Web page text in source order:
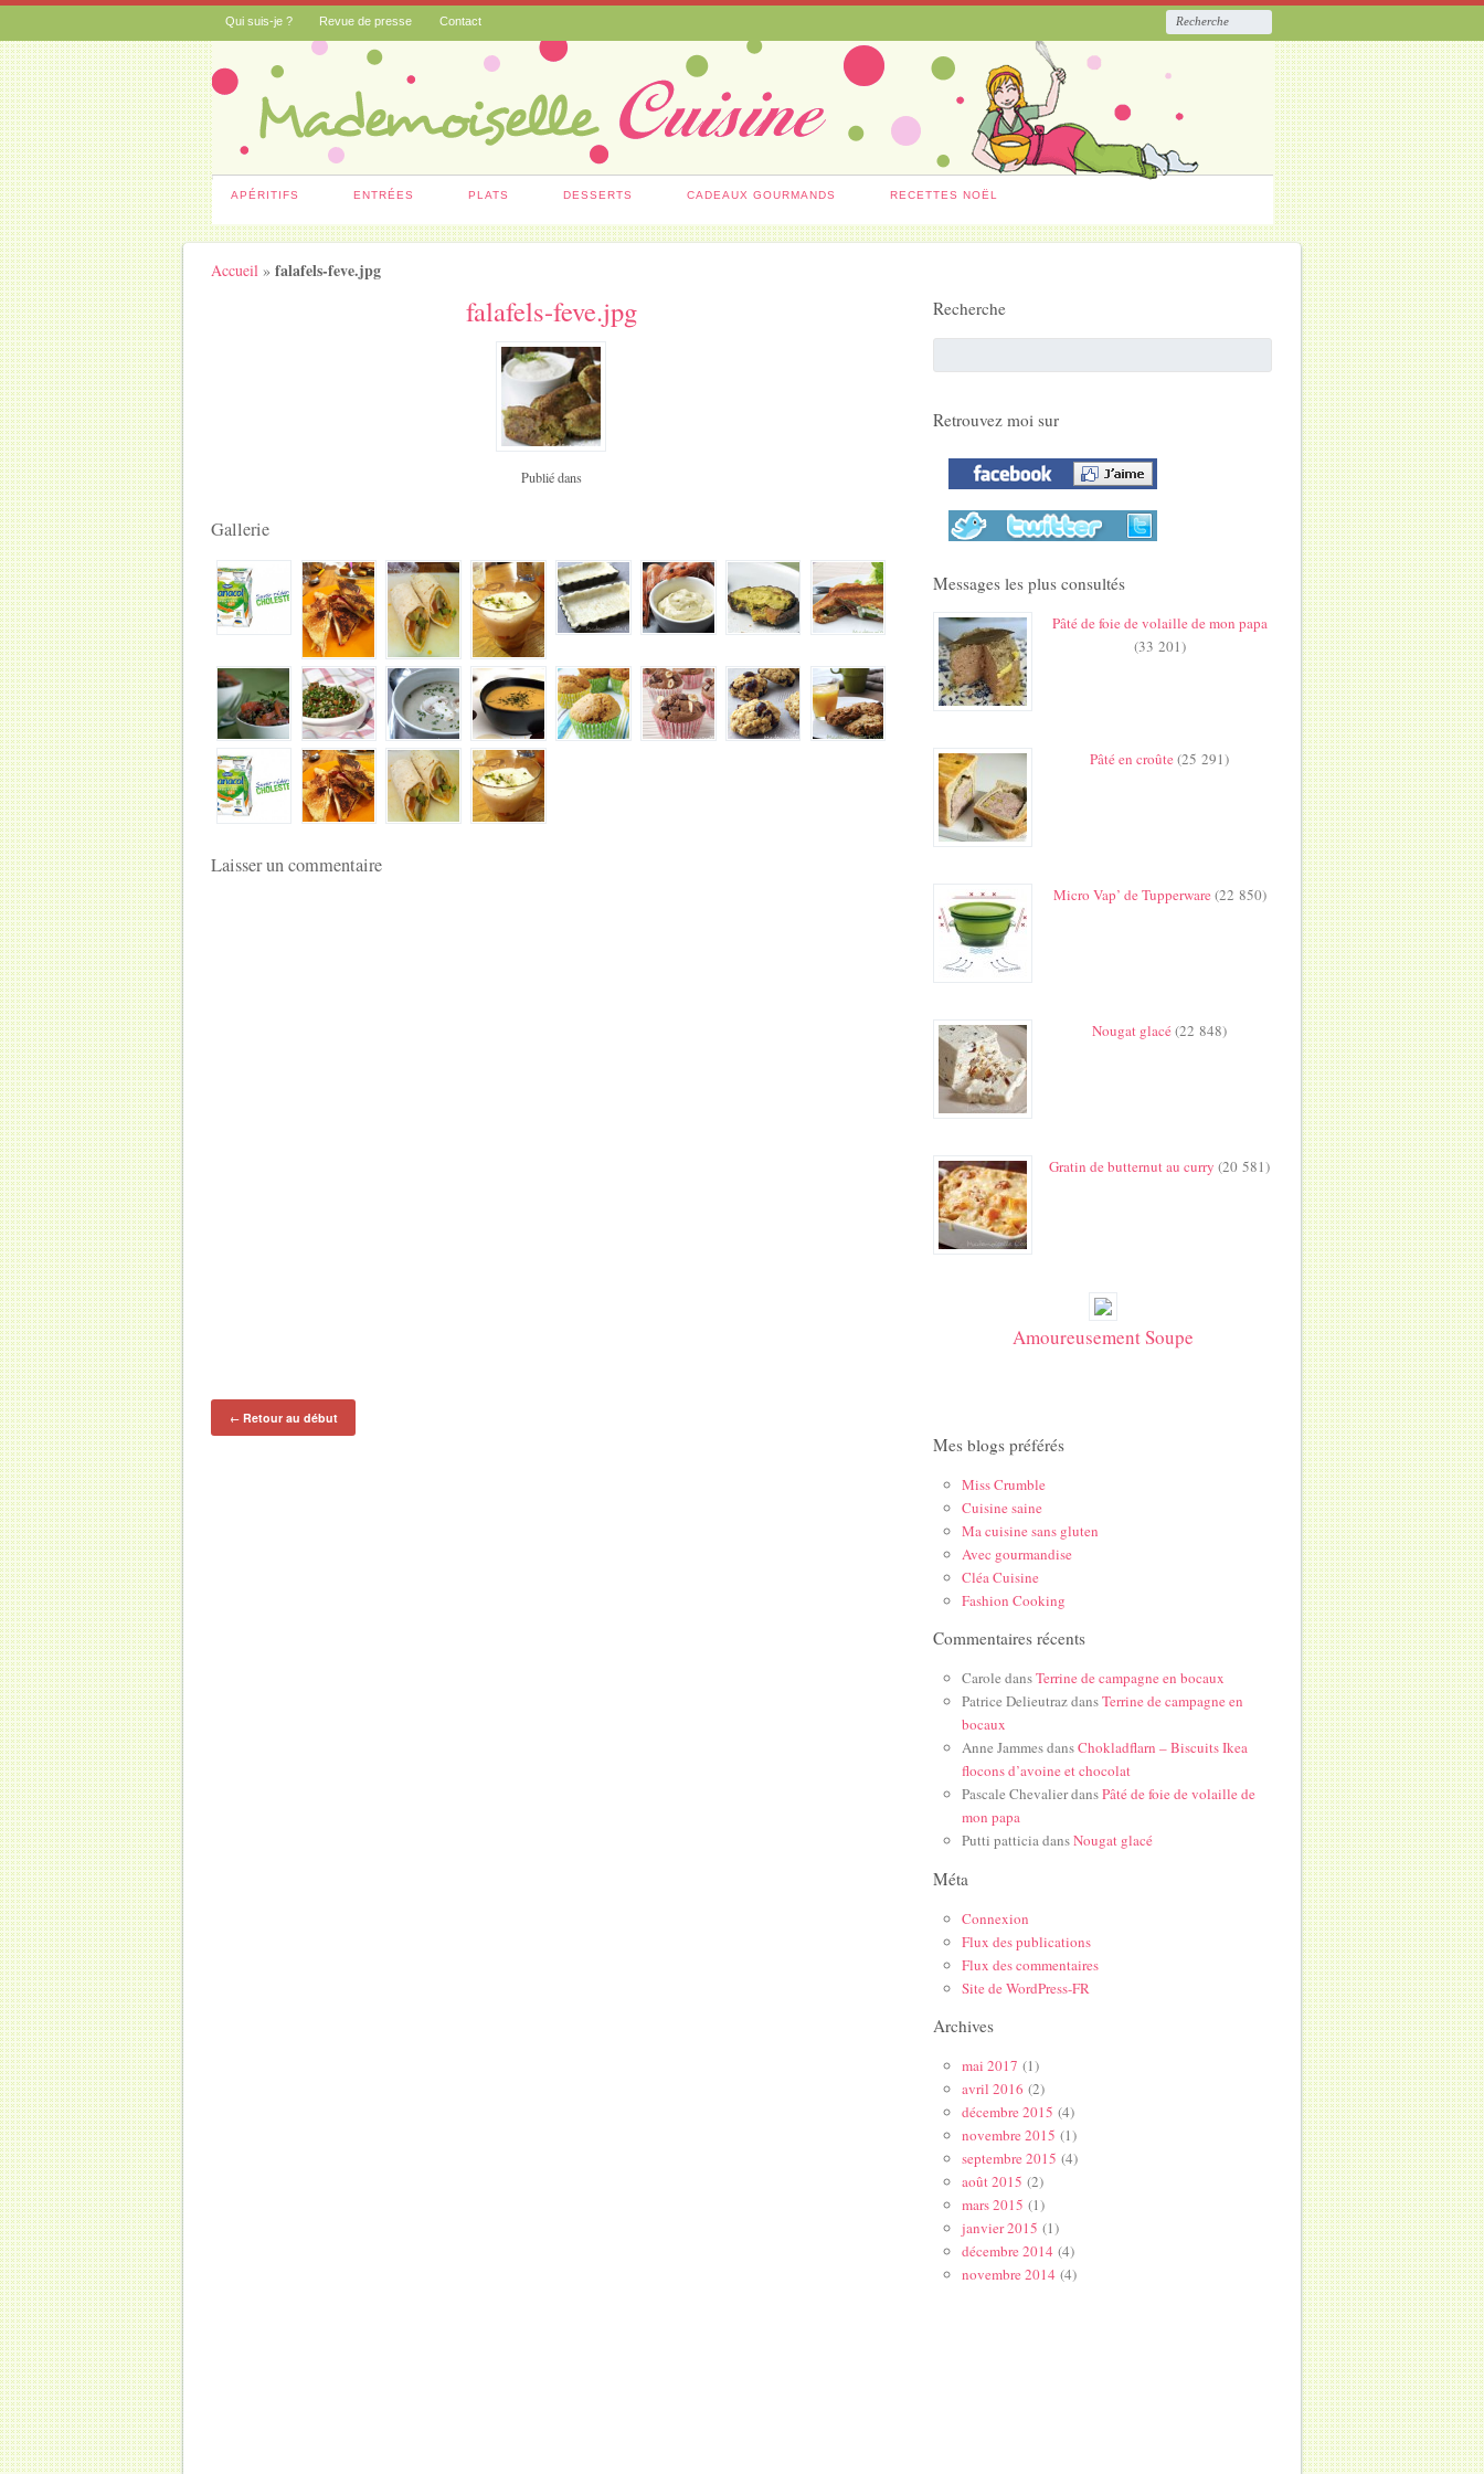
Qui suis-je ? Revue de presse Contact
APÉRITIFS ENTRÉES PLATS DESSERTS CADEAUX GOURMANDS RECETTES NOËL
Accueil »falafels-feve.jpg
falafels-feve.jpg
Publié dans
Gallerie
Laisser un commentaire
←Retour au début
Recherche
Retrouvez moi sur
Messages les plus consultés
Pâté de foie de volaille de mon papa
(33 201)
Pâté en croûte(25 291)
Micro Vap’ de Tupperware(22 850)
Nougat glacé(22 848)
Gratin de butternut au curry (20 581)
Amoureusement Soupe
Mes blogs préférés
Miss Crumble
Cuisine saine
Ma cuisine sans gluten
Avec gourmandise
Cléa Cuisine
Fashion Cooking
Commentaires récents
Carole dansTerrine de campagne en bocaux
Patrice DelieutrazdansTerrine de campagne en
bocaux
Anne JammesdansChokladflarn – Biscuits Ikea
flocons d’avoine et chocolat
Pascale ChevalierdansPâté de foie de volaille de
mon papa
Putti patticiadansNougat glacé
Méta
Connexion
Flux des publications
Flux des commentaires
Site de WordPress-FR
Archives
mai 2017 (1)
avril 2016 (2)
décembre 2015 (4)
novembre 2015 (1)
septembre 2015 (4)
août 2015 (2)
mars 2015 (1)
janvier 2015 (1)
décembre 2014 (4)
novembre 2014 (4)